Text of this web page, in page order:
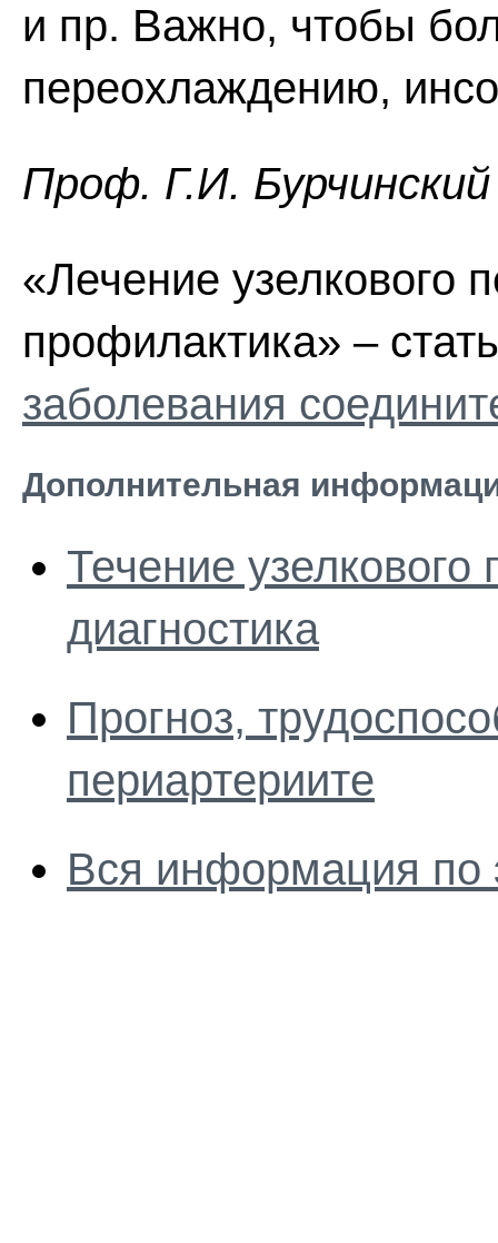
и пр. Важно, чтобы
переохлаждению,
Проф. Г.И. Бурчинский
«Лечение узелкового
профилактика» –
заболевания
Дополнительная
Течение узелкового
диагностика
Прогноз,
периартериите
Вся информация по